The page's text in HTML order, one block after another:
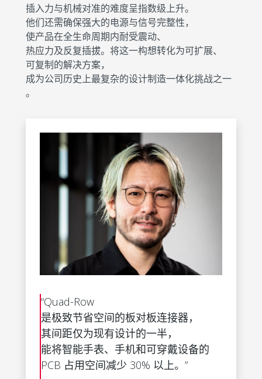
插入力与机械对准的难度呈指数级上升。
他们还需确保强大的电源与信号完整性，
使产品在全生命周期内耐受震动、
热应力及反复插拔。将这一构想转化为可扩展、
可复制的解决方案，
成为公司历史上最复杂的设计制造一体化挑战之一
。
“Quad-Row
是极致节省空间的板对板连接器，
其间距仅为现有设计的一半，
能将智能手表、手机和可穿戴设备的
PCB 占用空间减少 30% 以上。”